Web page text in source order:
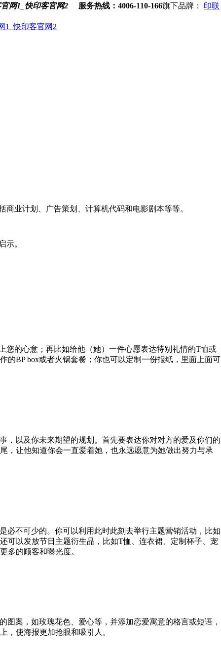
服务热线：4006-110-166旗下品牌： 印联
业计划、广告策划、计算机代码和电影剧本等等。
示。
您的心意；再比如给他（她）一件心愿表达特别礼情的T恤或
BP box或者火锅套餐；你也可以定制一份报纸，里面上面可
，以及你未来期望的规划。首先要表达你对对方的爱及你们的
，让他知道你会一直爱着她，也永远愿意为她做出努力与承
必不可少的。你可以利用此时此刻去举行主题营销活动，比如
可以发放节日主题衍生品，比如T恤、连衣裙、定制杯子、宠
多的顾客和曝光度。
案，如玫瑰花色、爱心等，并添加恋爱寓意的格言或短语，
，使海报更加抢眼和吸引人。